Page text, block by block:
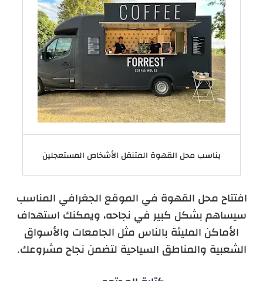
يناسب محل القهوة المتنقل الأشخاص المستعجلين
افتتاح محل القهوة في الموقع الجغرافي المناسب
سيساهم بشكل كبير في نجاحه، ويمكنك استهداف
الأماكن المليئة بالناس مثل الجامعات والأسواق
الشعبية والمناطق السياحية لتضمن نجاح مشروعك.